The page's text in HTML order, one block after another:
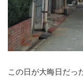
この日が大晦日だっ